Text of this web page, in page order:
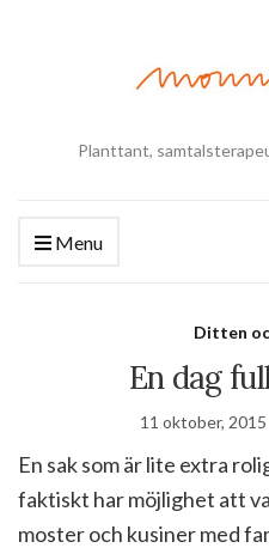
Planttant,
Menu
Ditten
En dag
11 oktober, 2015
En sak som är lite extra
faktiskt har möjlighet att
moster och kusiner med